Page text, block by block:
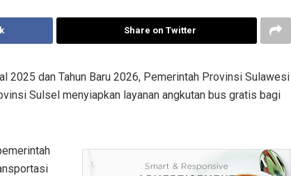
Share on Twitter
2025 dan Tahun Baru 2026, Pemerintah Provinsi Sulawesi
Sulsel menyiapkan layanan angkutan bus gratis bagi